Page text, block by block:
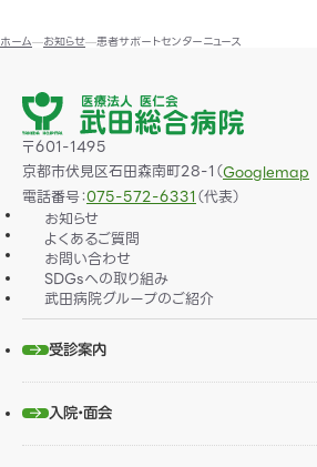
ホーム お知らせ 患者サポートセンターニュース
〒601-1495
京都市伏見区石田森南町28-1（Googlemap
電話番号：075-572-6331（代表）
お知らせ
よくあるご質問
お問い合わせ
SDGsへの取り組み
武田病院グループのご紹介
受診案内
入院・面会